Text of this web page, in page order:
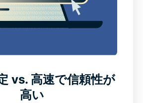
vs. 高速で信頼性が
高い